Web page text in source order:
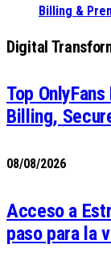
Billing &
Digital
Top
Billing,
08/08/2026
Acceso a
paso para la